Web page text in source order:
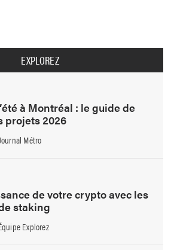
EXPLOREZ
à Montréal : le guide de
projets 2026
Métro
de votre crypto avec les
staking
Explorez